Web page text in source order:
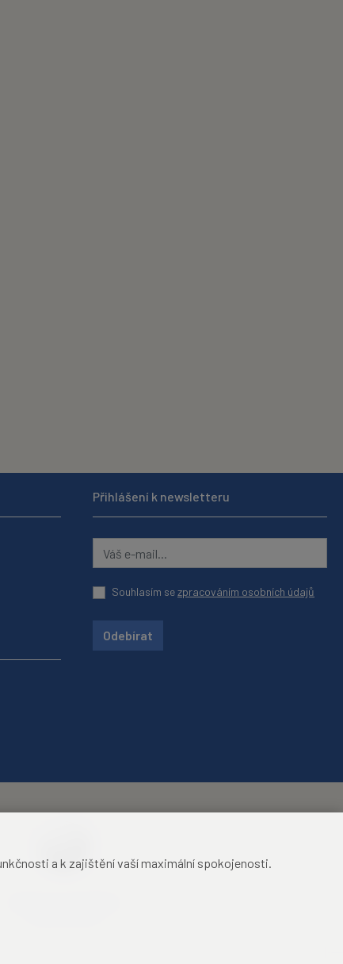
Přihlášení k newsletteru
Souhlasím sezpracováním osobních údajů
Odebírat
a k zajištění vaší maximální spokojenosti.